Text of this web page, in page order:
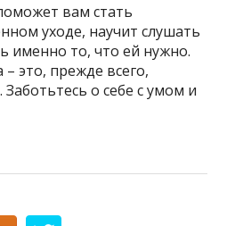
вам стать
уходе, научит слушать
именно то, что ей нужно.
это, прежде всего,
о себе с умом и